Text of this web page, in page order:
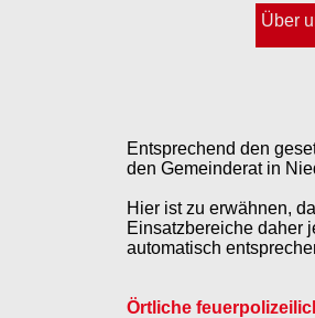
Über
Entsprechend den
den Gemeinderat in
Hier ist zu erwähnen,
Einsatzbereiche daher
automatisch
Örtliche